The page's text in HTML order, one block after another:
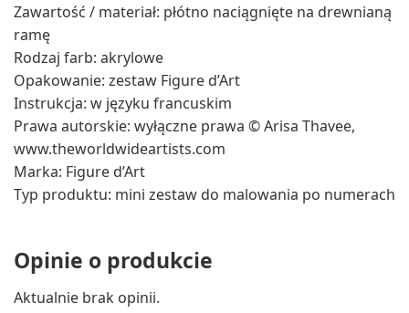
Zawartość / materiał: płótno naciągnięte na drewnianą
ramę
Rodzaj farb: akrylowe
Opakowanie: zestaw Figure d’Art
Instrukcja: w języku francuskim
Prawa autorskie: wyłączne prawa © Arisa Thavee,
www.theworldwideartists.com
Marka: Figure d’Art
Typ produktu: mini zestaw do malowania po numerach
Opinie o produkcie
Aktualnie brak opinii.